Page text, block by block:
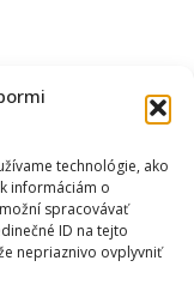
technológie, ako
informáciám o
spracovávať
ID na tejto
nepriaznivo ovplyvniť